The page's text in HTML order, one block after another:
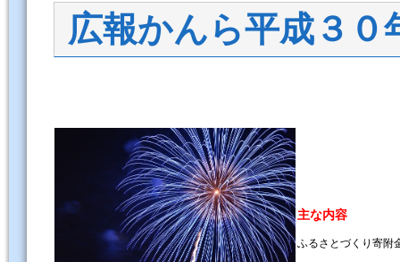
広報かんら平成３０
主な内容
ふるさとづくり寄附